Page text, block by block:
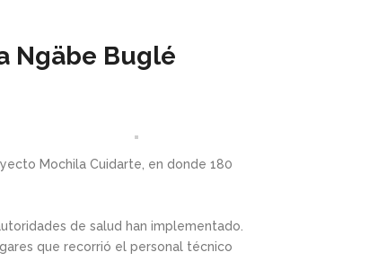
Ngäbe Buglé
Mochila Cuidarte, en donde 180
de salud han implementado.
que recorrió el personal técnico